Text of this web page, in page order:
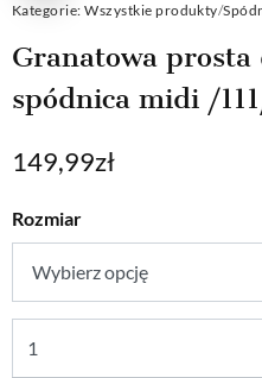
Kategorie: Wszystkie produkty/
Granatowa prosta
spódnica midi /
149,99zł
Rozmiar